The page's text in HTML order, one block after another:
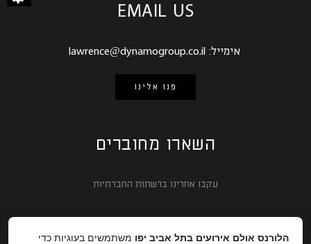
EMAIL US
אימייל: lawrence@dynamogroup.co.il
פנו אלינו
השארו מחוברים
עקבו אחרינו ברשתות החברתיות
הלורנס אולם אירועים בתל אביב יפו משתמשים בעוגיות כדי